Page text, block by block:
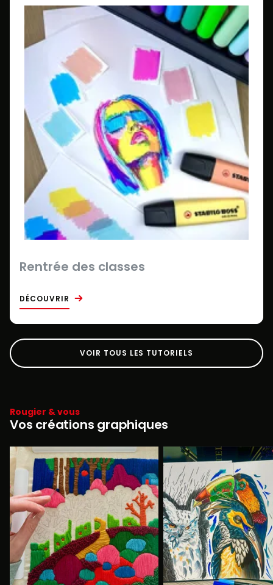
Rentrée des classes
DÉCOUVRIR
VOIR TOUS LES TUTORIELS
Rougier & vous
Vos créations graphiques